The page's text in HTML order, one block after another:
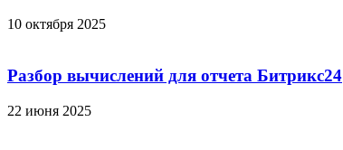
10 октября 2025
Разбор вычислений для отчета Битрикс24
22 июня 2025